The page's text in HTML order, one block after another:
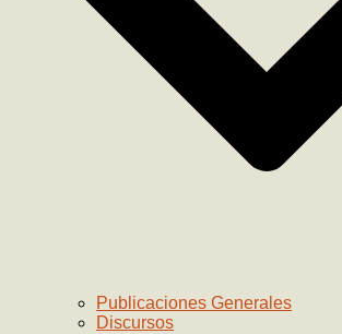
Publicaciones Generales
Discursos